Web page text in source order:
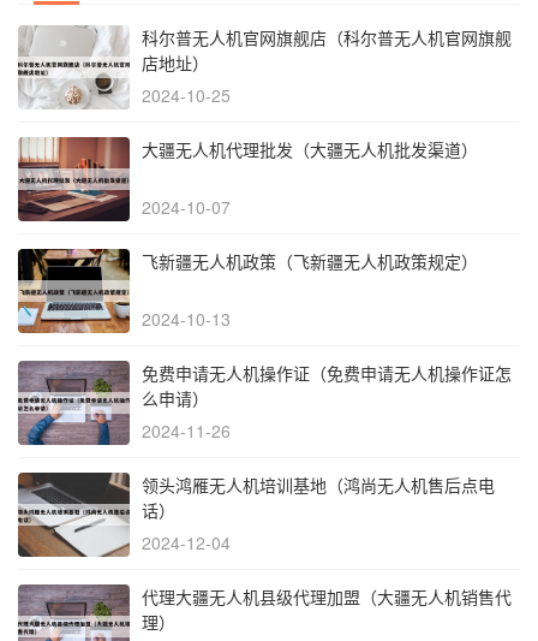
科尔普无人机官网旗舰店（科尔普无人机官网旗舰
店地址）
2024-10-25
大疆无人机代理批发（大疆无人机批发渠道）
2024-10-07
飞新疆无人机政策（飞新疆无人机政策规定）
2024-10-13
免费申请无人机操作证（免费申请无人机操作证怎
么申请）
2024-11-26
领头鸿雁无人机培训基地（鸿尚无人机售后点电
话）
2024-12-04
代理大疆无人机县级代理加盟（大疆无人机销售代
理）